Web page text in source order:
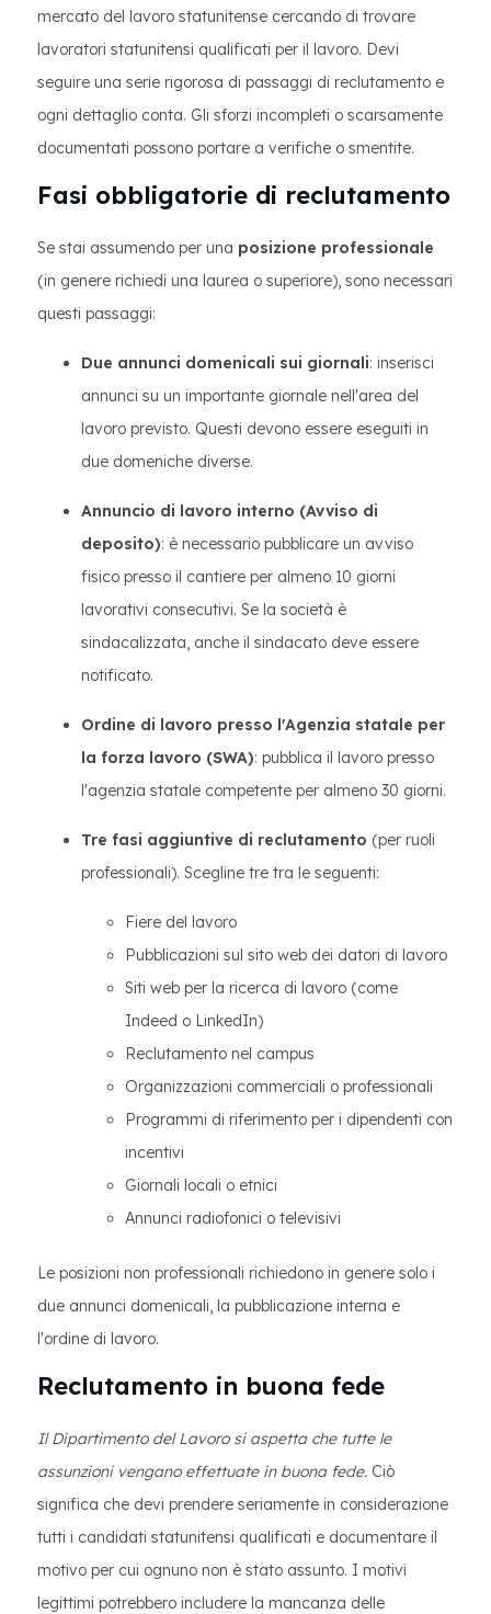
mercato del lavoro statunitense cercando di trovare
lavoratori statunitensi qualificati per il lavoro. Devi
seguire una serie rigorosa di passaggi di reclutamento e
ogni dettaglio conta. Gli sforzi incompleti o scarsamente
documentati possono portare a verifiche o smentite.
Fasi obbligatorie di reclutamento
Se stai assumendo per una posizione professionale
(in genere richiedi una laurea o superiore), sono necessari
questi passaggi:
Due annunci domenicali sui giornali: inserisci
annunci su un importante giornale nell'area del
lavoro previsto. Questi devono essere eseguiti in
due domeniche diverse.
Annuncio di lavoro interno (Avviso di
deposito): è necessario pubblicare un avviso
fisico presso il cantiere per almeno 10 giorni
lavorativi consecutivi. Se la società è
sindacalizzata, anche il sindacato deve essere
notificato.
Ordine di lavoro presso l'Agenzia statale per
la forza lavoro (SWA): pubblica il lavoro presso
l'agenzia statale competente per almeno 30 giorni.
Tre fasi aggiuntive di reclutamento (per ruoli
professionali). Scegline tre tra le seguenti:
Fiere del lavoro
Pubblicazioni sul sito web dei datori di lavoro
Siti web per la ricerca di lavoro (come
Indeed o LinkedIn)
Reclutamento nel campus
Organizzazioni commerciali o professionali
Programmi di riferimento per i dipendenti con
incentivi
Giornali locali o etnici
Annunci radiofonici o televisivi
Le posizioni non professionali richiedono in genere solo i
due annunci domenicali, la pubblicazione interna e
l'ordine di lavoro.
Reclutamento in buona fede
Il Dipartimento del Lavoro si aspetta che tutte le
assunzioni vengano effettuate in buona fede. Ciò
significa che devi prendere seriamente in considerazione
tutti i candidati statunitensi qualificati e documentare il
motivo per cui ognuno non è stato assunto. I motivi
legittimi potrebbero includere la mancanza delle